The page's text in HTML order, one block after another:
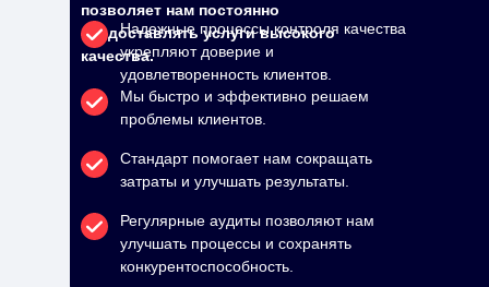
позволяет нам постоянно
предоставлять услуги высокого
качества.
Надежные процессы контроля качества
укрепляют доверие и
удовлетворенность клиентов.
Мы быстро и эффективно решаем
проблемы клиентов.
Стандарт помогает нам сокращать
затраты и улучшать результаты.
Регулярные аудиты позволяют нам
улучшать процессы и сохранять
конкурентоспособность.